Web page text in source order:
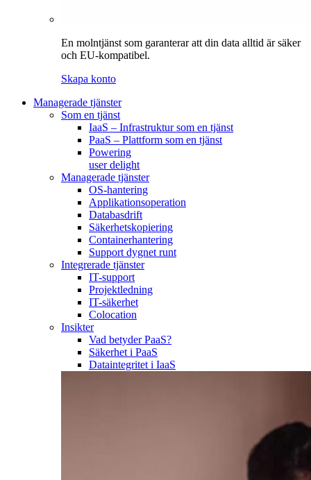
En molntjänst som garanterar att din data alltid är säker
och EU-kompatibel.
Skapa konto
Managerade tjänster
Som en tjänst
IaaS – Infrastruktur som en tjänst
PaaS – Plattform som en tjänst
Powering
user delight
Managerade tjänster
OS-hantering
Applikationsoperation
Databasdrift
Säkerhetskopiering
Containerhantering
Support dygnet runt
Integrerade tjänster
IT-support
Projektledning
IT-säkerhet
Colocation
Insikter
Vad betyder PaaS?
Säkerhet i PaaS
Dataintegritet i IaaS